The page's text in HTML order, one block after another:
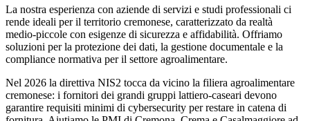
La nostra esperienza con aziende di servizi e studi professionali ci
rende ideali per il territorio cremonese, caratterizzato da realtà
medio-piccole con esigenze di sicurezza e affidabilità. Offriamo
soluzioni per la protezione dei dati, la gestione documentale e la
compliance normativa per il settore agroalimentare.
Nel 2026 la direttiva NIS2 tocca da vicino la filiera agroalimentare
cremonese: i fornitori dei grandi gruppi lattiero-caseari devono
garantire requisiti minimi di cybersecurity per restare in catena di